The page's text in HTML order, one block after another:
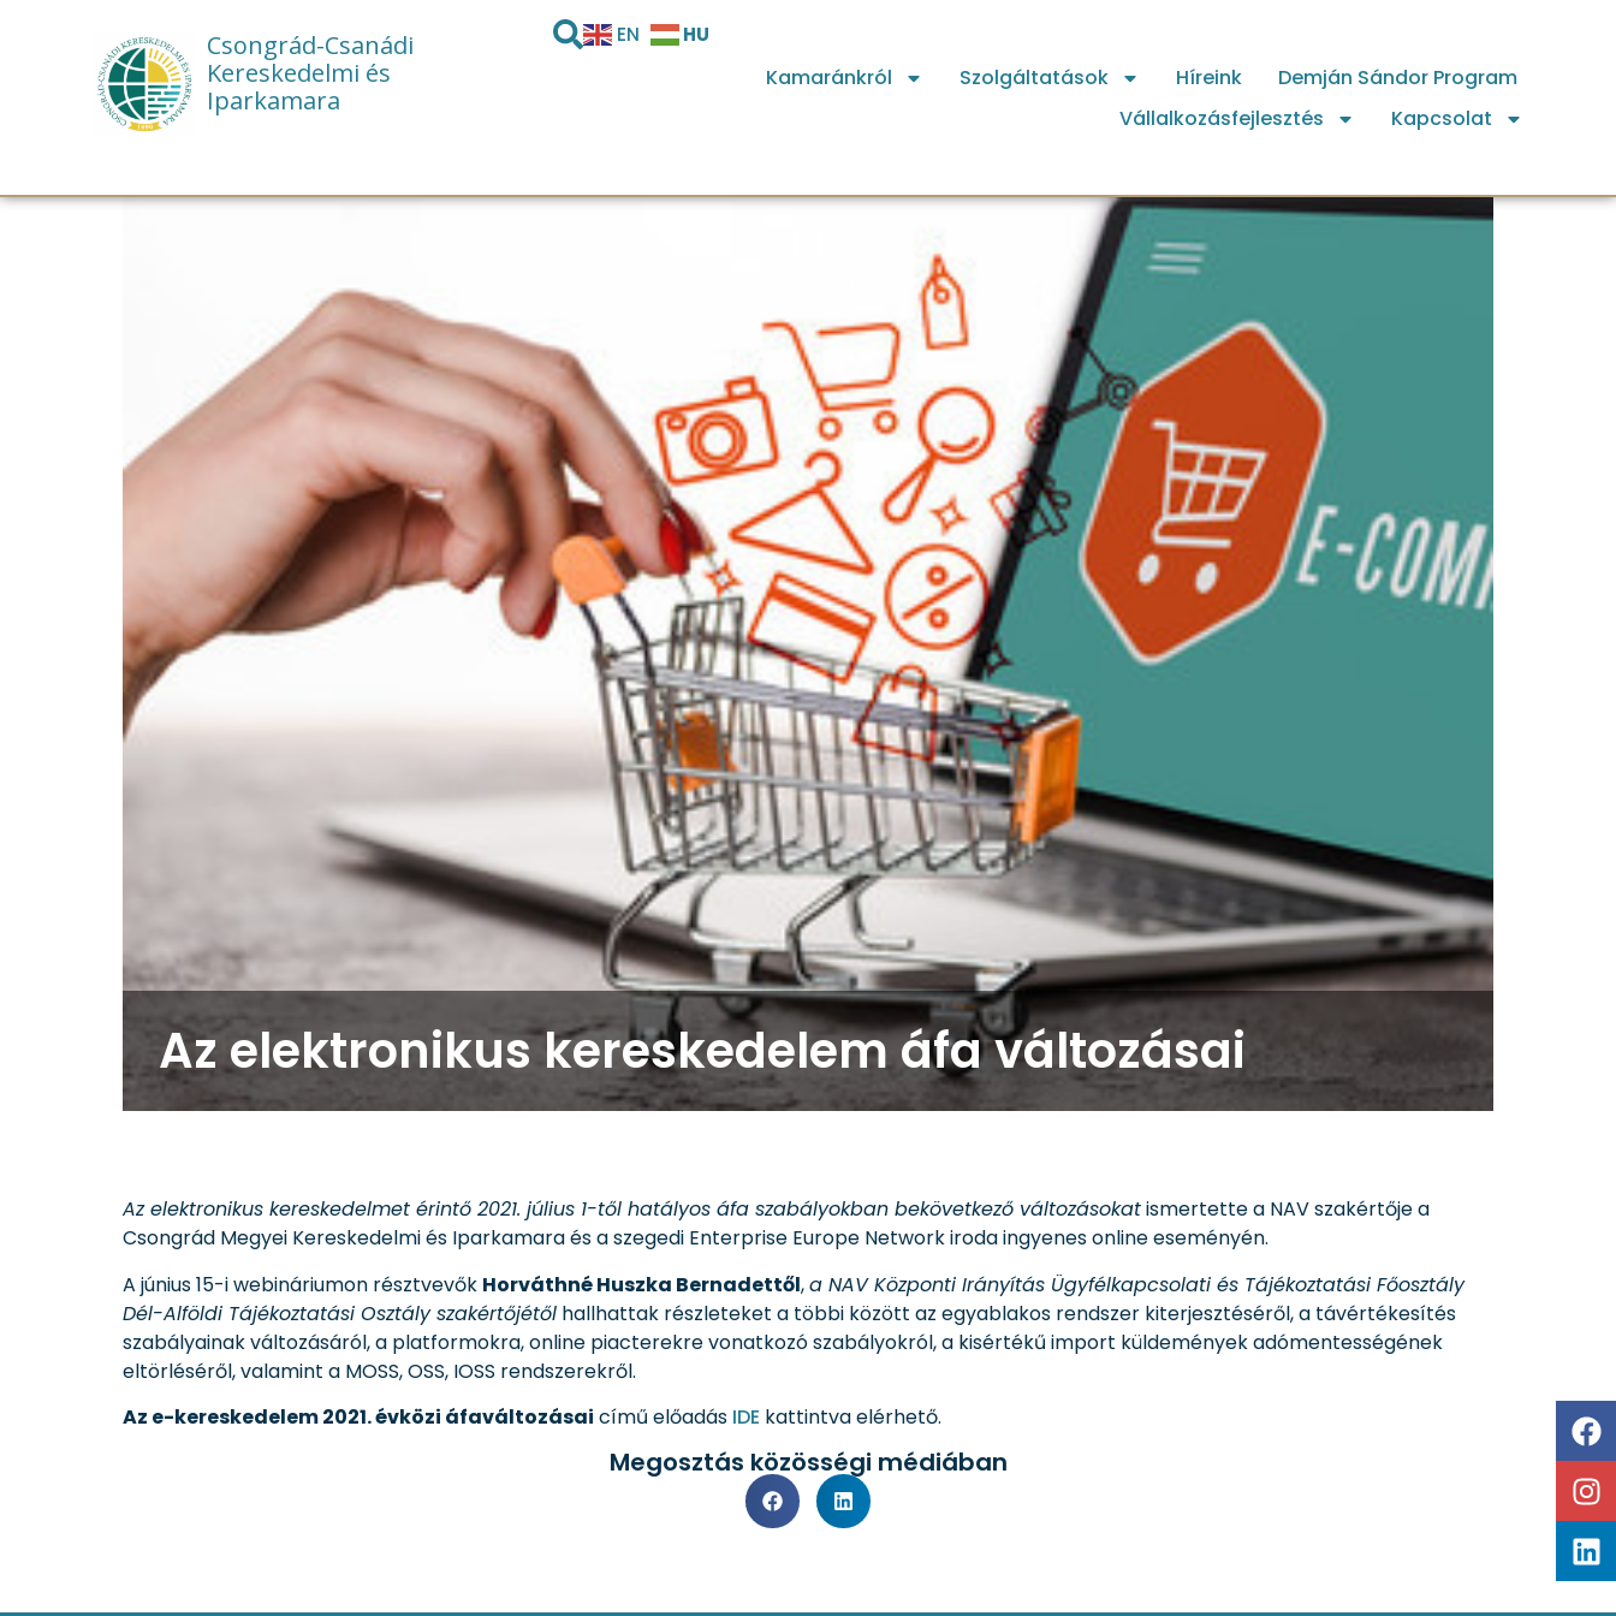
Csongrád-Csanádi
Kereskedelmi és
Iparkamara
EN HU
Kamaránkról Szolgáltatások Híreink
Demján Sándor Program
Vállalkozásfejlesztés
Kapcsolat
Az elektronikus kereskedelem áfa változásai
Az elektronikus kereskedelmet érintő 2021. július 1-től hatályos áfa szabályokban bekövetkező változásokatismertette a NAV szakértője a
Csongrád Megyei Kereskedelmi és Iparkamara és a szegedi Enterprise Europe Network iroda ingyenes online eseményén.
A június 15-i webináriumon résztvevők Horváthné Huszka Bernadettől,a NAV Központi Irányítás Ügyfélkapcsolati és Tájékoztatási Főosztály
Dél-Alföldi Tájékoztatási Osztály szakértőjétől hallhattak részleteket a többi között az egyablakos rendszer kiterjesztéséről, a távértékesítés
szabályainak változásáról, a platformokra, online piacterekre vonatkozó szabályokról, a kisértékű import küldemények adómentességének
eltörléséről, valamint a MOSS, OSS, IOSS rendszerekről.
Az e-kereskedelem 2021. évközi áfaváltozásai című előadás IDE kattintva elérhető.
Megosztás közösségi médiában